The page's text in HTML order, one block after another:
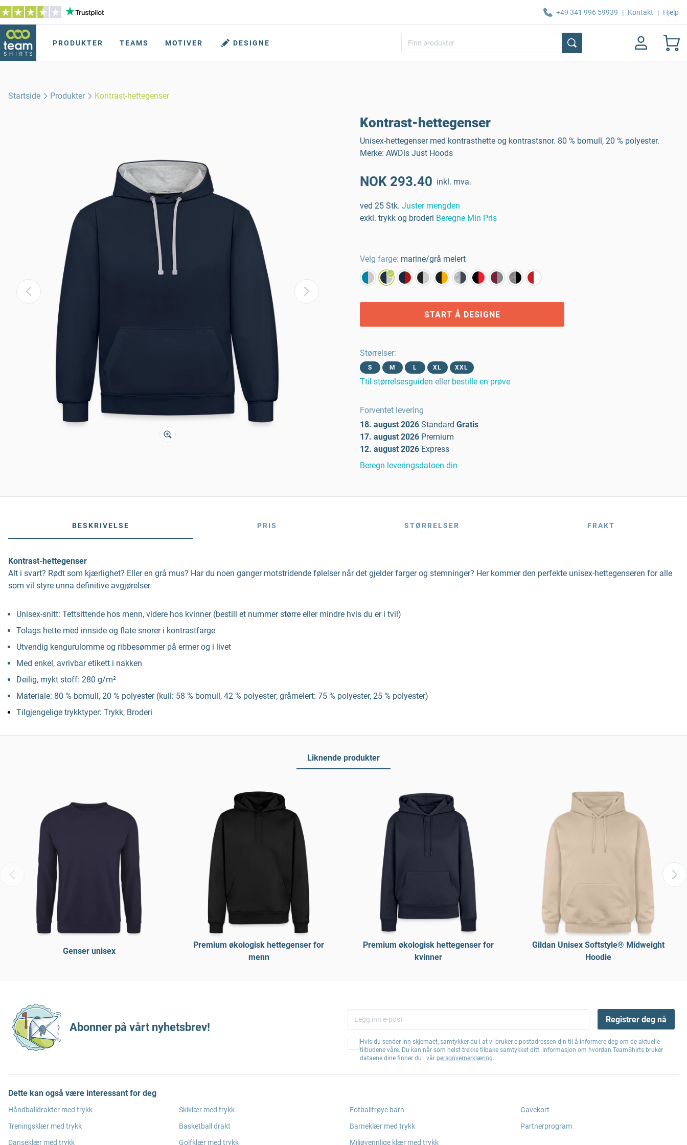
+49 341 996 59939 | Kontakt | Hjelp
PRODUKTER TEAMS MOTIVER DESIGNE
Startside Produkter Kontrast-hettegenser
Kontrast-hettegenser
Unisex-hettegenser med kontrasthette og kontrastsnor. 80 % bomull, 20 % polyester.
Merke: AWDis Just Hoods
NOK 293.40 inkl. mva.
ved 25 Stk. Juster mengden
exkl. trykk og broderi Beregne Min Pris
Velg farge: marine/grå melert
START Å DESIGNE
Størrelser:
S M L XL XXL
Ttil størrelsesguiden eller bestille en prøve
Forventet levering
18. august 2026 Standard Gratis
17. august 2026 Premium
12. august 2026 Express
Beregn leveringsdatoen din
BESKRIVELSE PRIS STØRRELSER FRAKT
Kontrast-hettegenser
Alt i svart? Rødt som kjærlighet? Eller en grå mus? Har du noen ganger motstridende følelser når det gjelder farger og stemninger? Her kommer den perfekte unisex-hettegenseren for alle
som vil styre unna definitive avgjørelser.
Unisex-snitt: Tettsittende hos menn, videre hos kvinner (bestill et nummer større eller mindre hvis du er i tvil)
Tolags hette med innside og flate snorer i kontrastfarge
Utvendig kengurulomme og ribbesømmer på ermer og i livet
Med enkel, avrivbar etikett i nakken
Deilig, mykt stoff: 280 g/m²
Materiale: 80 % bomull, 20 % polyester (kull: 58 % bomull, 42 % polyester; gråmelert: 75 % polyester, 25 % polyester)
Tilgjengelige trykktyper: Trykk, Broderi
Liknende produkter
Genser unisex
Premium økologisk hettegenser for
menn
Premium økologisk hettegenser for
kvinner
Gildan Unisex Softstyle® Midweight
Hoodie
Abonner på vårt nyhetsbrev!
Registrer deg nå
Hvis du sender inn skjemaet, samtykker du i at vi bruker e-postadressen din til å informere deg om de aktuelle
tilbudene våre. Du kan når som helst trekke tilbake samtykket ditt. Informasjon om hvordan TeamShirts bruker
dataene dine finner du i vår personvernerklæring.
Dette kan også være interessant for deg
Håndballdrakter med trykk
Treningsklær med trykk
Danseklær med trykk
Skiklær med trykk
Basketball drakt
Golfklær med trykk
Fotballtrøye barn
Barneklær med trykk
Miljøvennlige klær med trykk
Gavekort
Partnerprogram